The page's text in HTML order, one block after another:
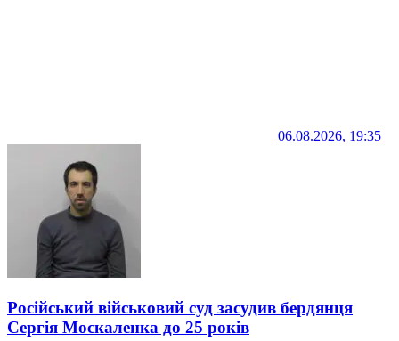
06.08.2026, 19:35
Російський військовий суд засудив бердянця
Сергія Москаленка до 25 років